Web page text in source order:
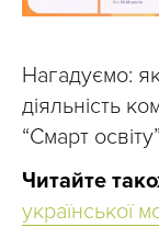
Нагадуємо:
діяльність
“Смарт
Читайте
української